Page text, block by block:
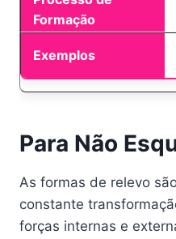
Para Não
As formas de relevo
constante
forças internas e